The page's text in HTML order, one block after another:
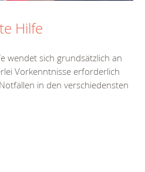
Hilfe
wendet sich grundsätzlich an
Vorkenntnisse erforderlich
in den verschiedensten